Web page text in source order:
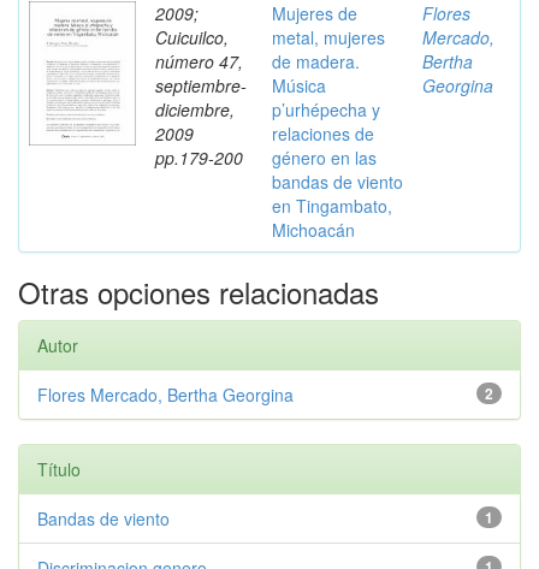
2009;
Cuicuilco,
número 47,
septiembre-
diciembre,
2009
pp.179-200
Mujeres de
metal, mujeres
de madera.
Música
p’urhépecha y
relaciones de
género en las
bandas de viento
en Tingambato,
Michoacán
Flores
Mercado,
Bertha
Georgina
Otras opciones relacionadas
Autor
2
Flores Mercado, Bertha Georgina
Título
1
Bandas de viento